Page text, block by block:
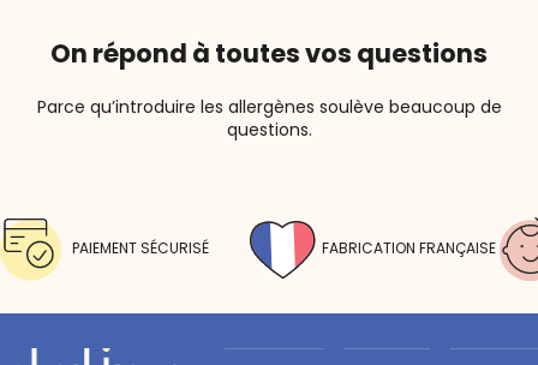
On répond à toutes vos questions
Parce qu’introduire les allergènes soulève beaucoup de
questions.
PAIEMENT SÉCURISÉ FABRICATION FRANÇAISE